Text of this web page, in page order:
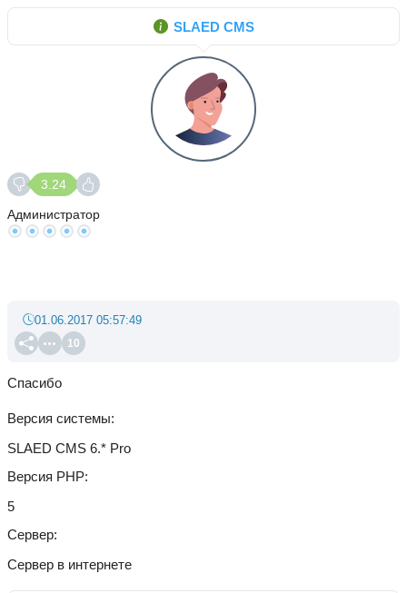
SLAED CMS
3.24
Администратор
10
01.06.2017 05:57:49
Спасибо
Версия системы
SLAED CMS 6.* Pro
Версия PHP
5
Сервер
Сервер в интернете